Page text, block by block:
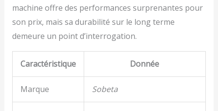
machine offre des performances surprenantes pour
son prix, mais sa durabilité sur le long terme
demeure un point d’interrogation.
Caractéristique Donnée
Marque Sobeta